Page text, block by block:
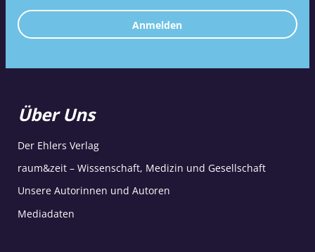
Anmelden
Über Uns
Der Ehlers Verlag
raum&zeit – Wissenschaft, Medizin und Gesellschaft
Unsere Autorinnen und Autoren
Mediadaten